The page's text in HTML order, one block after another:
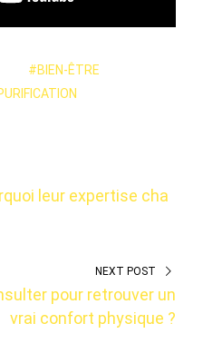
#BIEN-ÊTRE
leur expertise cha
NEXT POST
pour retrouver un
vrai confort physique ?